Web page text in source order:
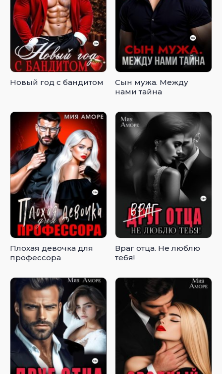
Новый год с бандитом
Сын мужа. Между
нами тайна
Плохая девочка для
профессора
Враг отца. Не люблю
тебя!